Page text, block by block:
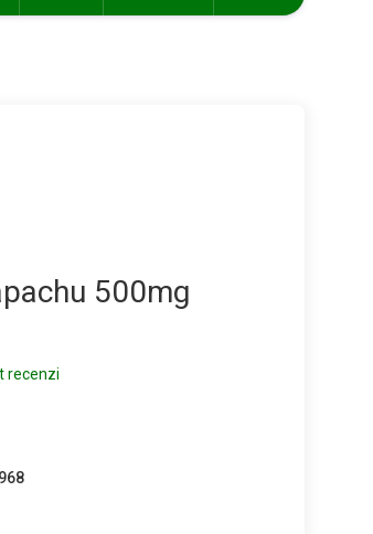
500mg
recenzi